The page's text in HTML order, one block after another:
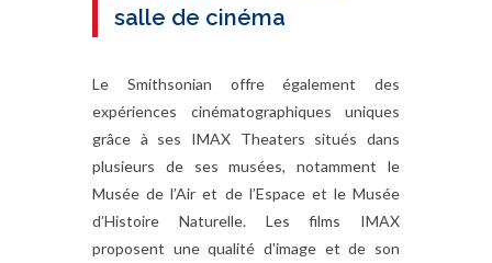
salle de cinéma
Le Smithsonian offre également des
expériences cinématographiques uniques
grâce à ses IMAX Theaters situés dans
plusieurs de ses musées, notamment le
Musée de l’Air et de l’Espace et le Musée
d’Histoire Naturelle. Les films IMAX
proposent une qualité d'image et de son